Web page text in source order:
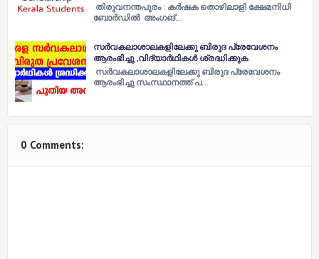
തിരുവനന്തപുരം : കർഷക തൊഴിലാളി ക്ഷേമനിധി
ബോർഡിൽ അംഗങ്…
സർവകലാശാലകളിലേക്കു ബിരുദ പ്രേവേശനം
ആരംഭിച്ചു ,വിദ്യാർഥികൾ ശ്രദ്ധിക്കുക
സർവകലാശാലകളിലേക്കു ബിരുദ പ്രേവേശനം
ആരംഭിച്ചു സംസ്ഥാനത്ത്​ പ…
0 Comments: